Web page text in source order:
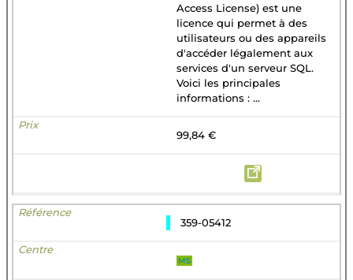
Access License) est une
licence qui permet à des
utilisateurs ou des appareils
d'accéder légalement aux
services d'un serveur SQL.
Voici les principales
informations : ...
99,84 €
359-05412
MS